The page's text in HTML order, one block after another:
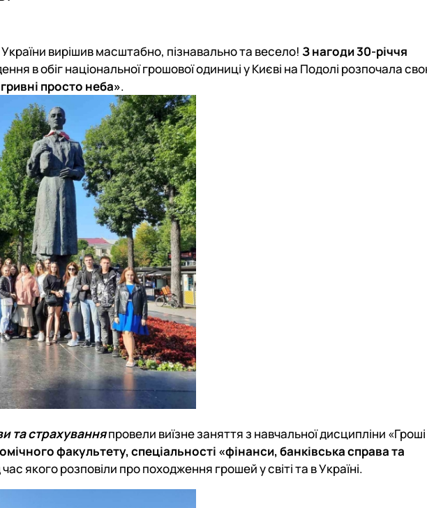
грошей, банківської справи та страхування»
План роботи гуртка
Волонтерський рух
вирішив масштабно, пізнавально та весело! З нагоди 30-річчя
в обіг національної грошової одиниці у Києві на Подолі розпочала
просто неба».
та страхуванняпровели виїзне заняття з навчальної дисципліни
факультету, спеціальності «фінанси, банківська справа та
якого розповіли про походження грошей у світі та в Україні.